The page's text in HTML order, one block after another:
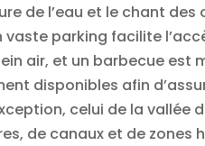
de l’eau et le chant
parking facilite
air, et un barbecue
disponibles afin
celui de la
de canaux et de